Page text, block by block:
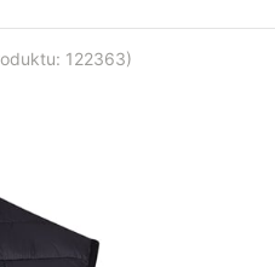
122363)